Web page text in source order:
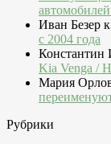
Иван Безер
c 2004 года
Константин
Kia Venga /
Мария
Рубрики